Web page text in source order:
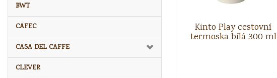
BWT
CAFEC
CASA DEL CAFFE
CLEVER
Kinto Play cestovní
termoska bílá 300 ml